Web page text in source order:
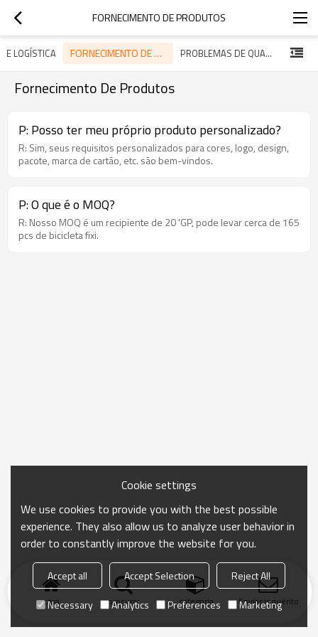
FORNECIMENTO DE PRODUTOS
LOGÍSTICA FORNECIMENTO DE PRODUTOS PROBLEMAS DE QUALIDADE E SEGURANÇA DO PRODUTO
Fornecimento De Produtos
P: Posso ter meu próprio produto personalizado?
R: Sim, seus requisitos personalizados para cores, logo, design,
pacote, marca de cartão, etc. são bem-vindos.
P: O que é o MOQ?
R: Nosso MOQ é um recipiente de 20 'GP, pode levar cerca de 165
pcs de bicicleta fixi.
casa procurar categoria Enviar inquérito
Cookie settings
We use cookies to provide you with the best possible
experience. They also allow us to analyze user behavior in
order to constantly improve the website for you.
Accept all Accept Selection
Reject All
Necessary
Analytics Preferences Marketing